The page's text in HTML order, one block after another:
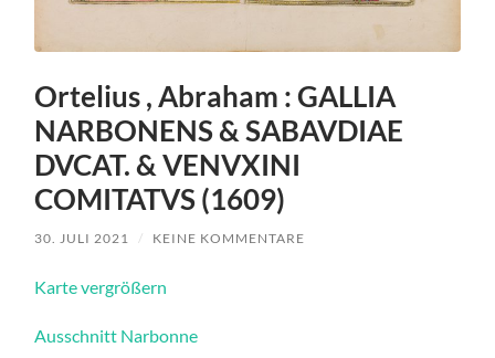
Ortelius , Abraham : GALLIA
NARBONENS & SABAVDIAE
DVCAT. & VENVXINI
COMITATVS (1609)
30. JULI 2021 / KEINE KOMMENTARE
Karte vergrößern
Ausschnitt Narbonne